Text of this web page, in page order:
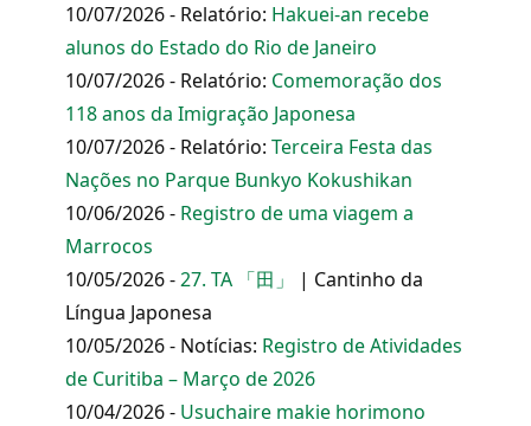
10/07/2026 - Relatório: Hakuei-an recebe
alunos do Estado do Rio de Janeiro
10/07/2026 - Relatório: Comemoração dos
118 anos da Imigração Japonesa
10/07/2026 - Relatório: Terceira Festa das
Nações no Parque Bunkyo Kokushikan
10/06/2026 - Registro de uma viagem a
Marrocos
10/05/2026 -27. TA 「田」
| Cantinho da
Língua Japonesa
10/05/2026 - Notícias: Registro de Atividades
de Curitiba – Março de 2026
10/04/2026 - Usuchaire makie horimono